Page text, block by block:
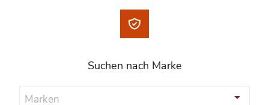
Suchen nach Marke
Marken